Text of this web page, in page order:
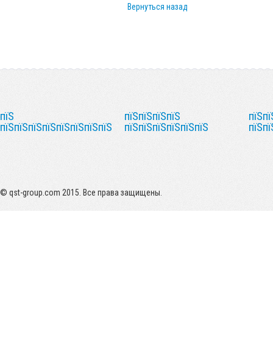
Вернуться назад
пїЅ
пїЅпїЅпїЅпїЅпїЅпїЅпїЅпїЅ
пїЅпїЅпїЅпїЅ
пїЅпїЅпїЅпїЅпїЅпїЅ
© qst-group.com 2015. Все права защищены.